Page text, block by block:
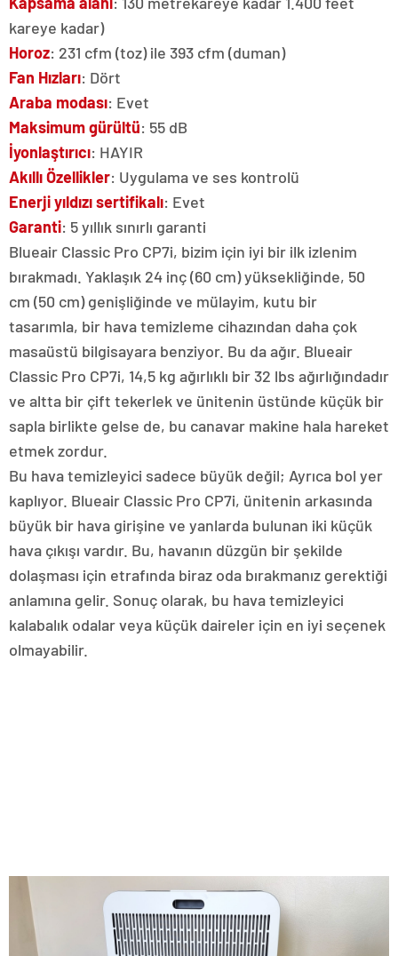
kareye kadar)
Horoz: 231 cfm (toz) ile 393 cfm (duman)
Fan Hızları: Dört
Araba modası: Evet
Maksimum gürültü: 55 dB
İyonlaştırıcı: HAYIR
Akıllı Özellikler: Uygulama ve ses kontrolü
Enerji yıldızı sertifikalı: Evet
Garanti: 5 yıllık sınırlı garanti
Blueair Classic Pro CP7i, bizim için iyi bir ilk izlenim
bırakmadı. Yaklaşık 24 inç (60 cm) yüksekliğinde, 50
cm (50 cm) genişliğinde ve mülayim, kutu bir
tasarımla, bir hava temizleme cihazından daha çok
masaüstü bilgisayara benziyor. Bu da ağır. Blueair
Classic Pro CP7i, 14,5 kg ağırlıklı bir 32 lbs ağırlığındadır
ve altta bir çift tekerlek ve ünitenin üstünde küçük bir
sapla birlikte gelse de, bu canavar makine hala hareket
etmek zordur.
Bu hava temizleyici sadece büyük değil; Ayrıca bol yer
kaplıyor. Blueair Classic Pro CP7i, ünitenin arkasında
büyük bir hava girişine ve yanlarda bulunan iki küçük
hava çıkışı vardır. Bu, havanın düzgün bir şekilde
dolaşması için etrafında biraz oda bırakmanız gerektiği
anlamına gelir. Sonuç olarak, bu hava temizleyici
kalabalık odalar veya küçük daireler için en iyi seçenek
olmayabilir.